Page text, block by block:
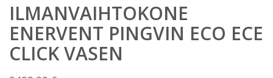
ILMANVAIHTOKONE
ENERVENT PINGVIN ECO ECE
CLICK VASEN